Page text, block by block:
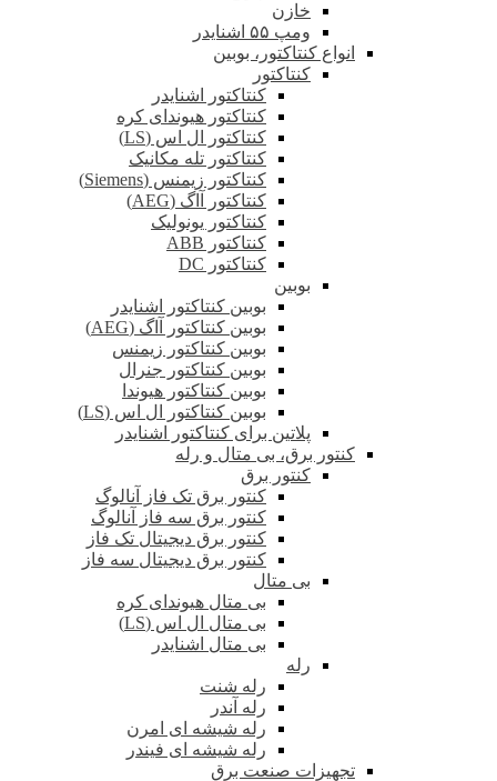
خازن
ومپ ۵۵ اشنایدر
انواع کنتاکتور، بوبین
کنتاکتور
کنتاکتور اشنایدر
کنتاکتور هیوندای کره
کنتاکتور ال اس (LS)
کنتاکتور تله مکانیک
کنتاکتور زیمنس (Siemens)
کنتاکتور آاگ (AEG)
کنتاکتور یونولیک
کنتاکتور ABB
کنتاکتور DC
بوبین
بوبین کنتاکتور اشنایدر
بوبین کنتاکتور آاگ (AEG)
بوبین کنتاکتور زیمنس
بوبین کنتاکتور جنرال
بوبین کنتاکتور هیوندا
بوبین کنتاکتور ال اس (LS)
پلاتین برای کنتاکتور اشنایدر
کنتور برق، بی متال و رله
کنتور برق
کنتور برق تک فاز آنالوگ
کنتور برق سه فاز آنالوگ
کنتور برق دیجیتال تک فاز
کنتور برق دیجیتال سه فاز
بی متال
بی متال هیوندای کره
بی متال ال اس (LS)
بی متال اشنایدر
رله
رله شنت
رله آندر
رله شیشه ای امرن
رله شیشه ای فیندر
تجهیزات صنعت برق